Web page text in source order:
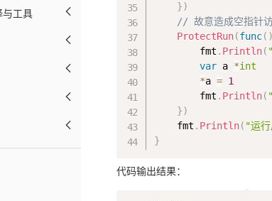
工具
})
// 故意造成空指针
ProtectRun(func( )
        fmt
. Println(
var a *int
*a = 1
        fmt
. Println(
})
    fmt
. Println( "运
}
代码输出结果：